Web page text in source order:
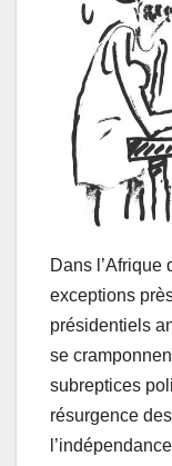
Dans l’Afrique
exceptions
présidentiels
se
subreptices
résurgence